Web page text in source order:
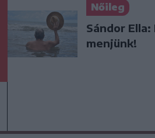
Nőileg
Sándor
menjünk!